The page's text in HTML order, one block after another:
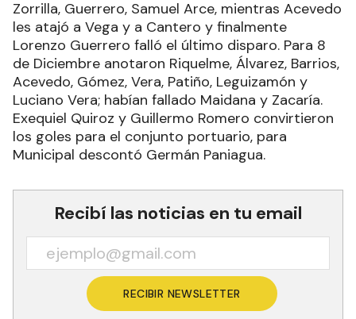
Zorrilla, Guerrero, Samuel Arce, mientras Acevedo
les atajó a Vega y a Cantero y finalmente
Lorenzo Guerrero falló el último disparo. Para 8
de Diciembre anotaron Riquelme, Álvarez, Barrios,
Acevedo, Gómez, Vera, Patiño, Leguizamón y
Luciano Vera; habían fallado Maidana y Zacaría.
Exequiel Quiroz y Guillermo Romero convirtieron
los goles para el conjunto portuario, para
Municipal descontó Germán Paniagua.
Recibí las noticias en tu email
RECIBIR NEWSLETTER